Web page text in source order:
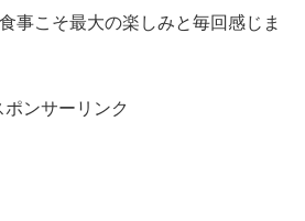
事こそ最大の楽しみと毎回感じま
ポンサーリンク